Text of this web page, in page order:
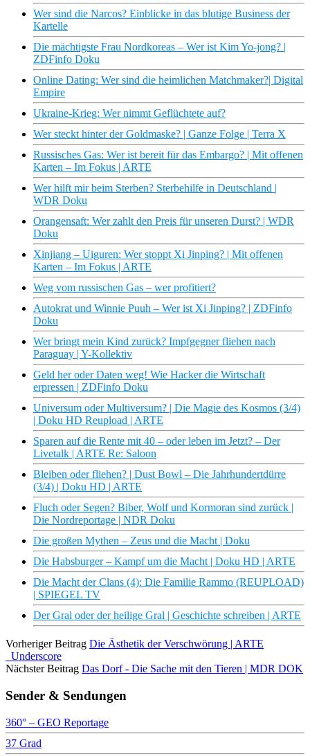
Wer sind die Narcos? Einblicke in das blutige Business der
Kartelle
Die mächtigste Frau Nordkoreas – Wer ist Kim Yo-jong? |
ZDFinfo Doku
Online Dating: Wer sind die heimlichen Matchmaker?| Digital
Empire
Ukraine-Krieg: Wer nimmt Geflüchtete auf?
Wer steckt hinter der Goldmaske? | Ganze Folge | Terra X
Russisches Gas: Wer ist bereit für das Embargo? | Mit offenen
Karten – Im Fokus | ARTE
Wer hilft mir beim Sterben? Sterbehilfe in Deutschland |
WDR Doku
Orangensaft: Wer zahlt den Preis für unseren Durst? | WDR
Doku
Xinjiang – Uiguren: Wer stoppt Xi Jinping? | Mit offenen
Karten – Im Fokus | ARTE
Weg vom russischen Gas – wer profitiert?
Autokrat und Winnie Puuh – Wer ist Xi Jinping? | ZDFinfo
Doku
Wer bringt mein Kind zurück? Impfgegner fliehen nach
Paraguay | Y-Kollektiv
Geld her oder Daten weg! Wie Hacker die Wirtschaft
erpressen | ZDFinfo Doku
Universum oder Multiversum? | Die Magie des Kosmos (3/4)
| Doku HD Reupload | ARTE
Sparen auf die Rente mit 40 – oder leben im Jetzt? – Der
Livetalk | ARTE Re: Saloon
Bleiben oder fliehen? | Dust Bowl – Die Jahrhundertdürre
(3/4) | Doku HD | ARTE
Fluch oder Segen? Biber, Wolf und Kormoran sind zurück |
Die Nordreportage | NDR Doku
Die großen Mythen – Zeus und die Macht | Doku
Die Habsburger – Kampf um die Macht | Doku HD | ARTE
Die Macht der Clans (4): Die Familie Rammo (REUPLOAD)
| SPIEGEL TV
Der Gral oder der heilige Gral | Geschichte schreiben | ARTE
Vorheriger Beitrag Die Ästhetik der Verschwörung | ARTE
_Underscore
Nächster Beitrag Das Dorf - Die Sache mit den Tieren | MDR DOK
Sender & Sendungen
360° – GEO Reportage
37 Grad